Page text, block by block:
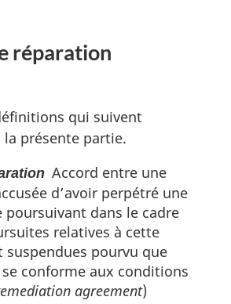
réparation
qui suivent
la présente partie.
Accord entre une
d’avoir perpétré une
dans le cadre
relatives à cette
pourvu que
conforme aux conditions
agreement)